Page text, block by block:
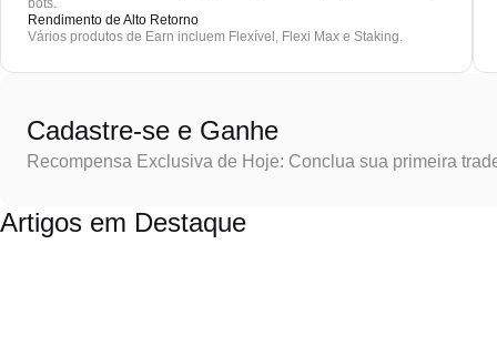
bots.
Rendimento de Alto Retorno
Vários produtos de Earn incluem Flexível, Flexi Max e Staking.
Cadastre-se e Ganhe
Recompensa Exclusiva de Hoje: Conclua sua primeira
Artigos em Destaque